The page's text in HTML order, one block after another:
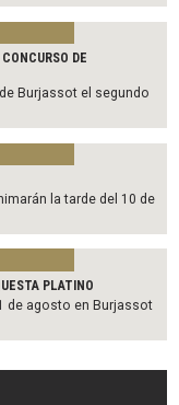
DE
Burjassot el segundo
la tarde del 10 de
PLATINO
de agosto en Burjassot